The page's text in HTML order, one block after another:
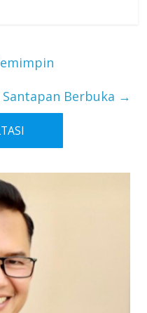
Berbuka →